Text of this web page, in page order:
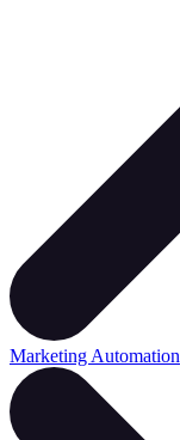
Marketing Automation